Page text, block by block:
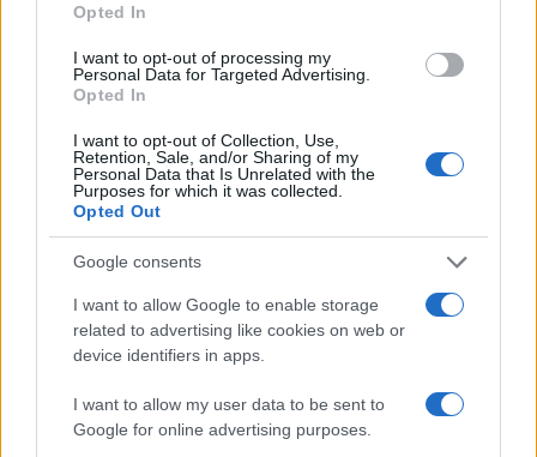
Opted In
I want to opt-out of processing my
Personal Data for Targeted Advertising.
Opted In
I want to opt-out of Collection, Use,
Retention, Sale, and/or Sharing of my
Personal Data that Is Unrelated with the
Purposes for which it was collected.
Opted Out
Google consents
I want to allow Google to enable storage
related to advertising like cookies on web or
device identifiers in apps.
I want to allow my user data to be sent to
Google for online advertising purposes.
Nessuno presidia l’omogeneità del giudizio e
questo traligna in arbitrio, con l’albagia di
pedagogica. Così il diploma cessa di attestare un
livello e certifica per paradosso, la latitudine in cui